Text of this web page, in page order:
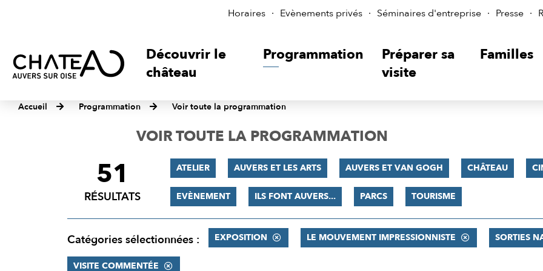
Horaires Evènements privés Séminaires d'entreprise Presse
Découvrir le
château
Programmation
Préparer sa
visite
Familles
Accueil Programmation Voir toute la programmation
VOIR TOUTE LA PROGRAMMATION
FILTRER
RÉSULTATS
51
RÉSULTATS
ATELIER AUVERS ET LES ARTS AUVERS ET VAN GOGH CHÂTEAU
EVÈNEMENT ILS FONT AUVERS... PARCS TOURISME
Catégories sélectionnées : EXPOSITION LE MOUVEMENT IMPRESSIONNISTE SORTIES
VISITE COMMENTÉE